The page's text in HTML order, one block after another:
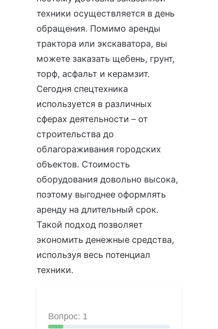
техники осуществляется в день
обращения. Помимо аренды
трактора или экскаватора, вы
можете заказать щебень, грунт,
торф, асфальт и керамзит.
Сегодня спецтехника
используется в различных
сферах деятельности – от
строительства до
облагораживания городских
объектов. Стоимость
оборудования довольно высока,
поэтому выгоднее оформлять
аренду на длительный срок.
Такой подход позволяет
экономить денежные средства,
используя весь потенциал
техники.